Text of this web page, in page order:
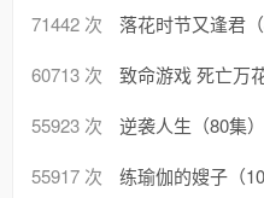
71442 次
落花时节又逢君（
60713 次
致命游戏 死亡万
55923 次
逆袭人生（80集）
55917 次
练瑜伽的嫂子（